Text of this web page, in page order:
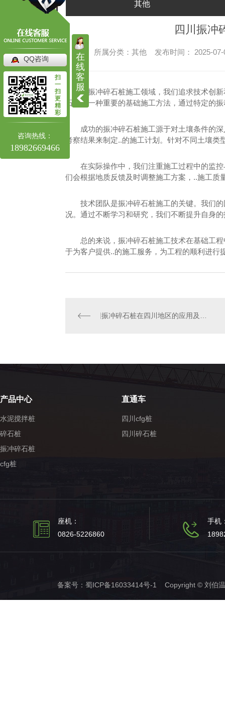
高压旋喷桩
四川高压旋喷桩施工
四川高压旋喷桩
其他
四川振冲
所属分类：其他 发布时间： 2025-
在振冲碎石桩施工领域，我们追求技术创
石桩是一种重要的基础施工方法，通过特定的
成功的振冲碎石桩施工源于对土壤条件的
考察结果来制定..的施工计划。针对不同土壤
在实际操作中，我们注重施工过程中的监
们会根据地质反馈及时调整施工方案，..施工质
技术团队是振冲碎石桩施工的关键。我们
况。通过不断学习和研究，我们不断提升自身
总的来说，振冲碎石桩施工技术在基础工
于为客户提供..的施工服务，为工程的顺利进行
振冲碎石桩在四川地区的应用及效果分析
产品中心
水泥搅拌桩
碎石桩
振冲碎石桩
cfg桩
直通车
四川cfg桩
四川碎石桩
座机：
0826-5226860
手机
备案号： 蜀ICP备16033414号-1 Copyright © 刘伯
在
线
客
服
QQ咨询
扫
一
扫
更
精
彩
咨询热线：
18982669466